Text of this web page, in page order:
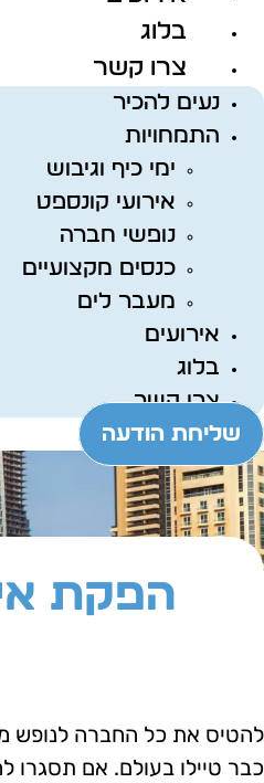
בלוג
צרו קשר
נעים להכיר
התמחויות
ימי כיף וגיבוש
אירועי קונספט
נופשי חברה
כנסים מקצועיים
מעבר לים
אירועים
בלוג
צרו קשר
שליחת הודעה
הפקת
להטיס את כל החברה לנופש
כבר טיילו בעולם. אם תסגרו